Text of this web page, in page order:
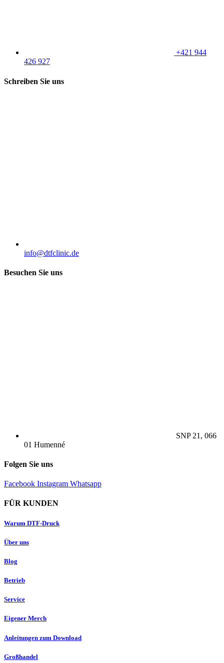
+421 944
426 927
Schreiben Sie uns
info@dtfclinic.de
Besuchen Sie uns
SNP 21, 066
01 Humenné
Folgen Sie uns
Facebook Instagram Whatsapp
FÜR KUNDEN
Warum DTF-Druck
Über uns
Blog
Betrieb
Service
Eigener Merch
Anleitungen zum Download
Großhandel